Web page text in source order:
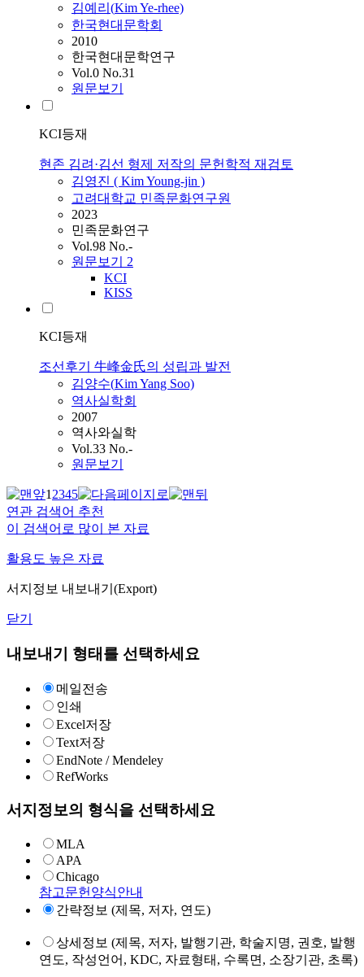
김예리(KimYe-rhee)
한국현대문학회
2010
한국현대문학연구
Vol.0 No.31
원문보기
KCI등재
현존 김려·김선 형제 저작의 문헌학적 재검토
김영진 ( KimYoung-jin )
고려대학교 민족문화연구원
2023
민족문화연구
Vol.98 No.-
원문보기 2
KCI
KISS
KCI등재
조선후기 牛峰金氏의 성립과 발전
김양수(KimYang Soo)
역사실학회
2007
역사와실학
Vol.33 No.-
원문보기
12345
연관 검색어 추천
이 검색어로 많이 본 자료
활용도 높은 자료
서지정보 내보내기(Export)
닫기
내보내기 형태를 선택하세요
메일전송
인쇄
Excel저장
Text저장
EndNote / Mendeley
RefWorks
서지정보의 형식을 선택하세요
MLA
APA
Chicago
참고문헌양식안내
간략정보 (제목, 저자, 연도)
상세정보 (제목, 저자, 발행기관, 학술지명, 권호, 발행
연도, 작성언어, KDC, 자료형태, 수록면, 소장기관, 초록)